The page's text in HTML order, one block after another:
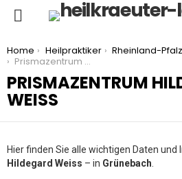
You are here:
Home Heilpraktiker Rheinland-Pfalz
Prismazentrum Hildegard Weiss
PRISMAZENTRUM
WEISS
Hier finden Sie alle wichtigen Daten und
Hildegard Weiss – in Grünebach